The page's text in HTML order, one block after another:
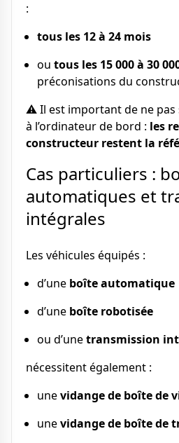
:
tous les 12 à 24 mois
ou tous les 15 000 à 30
préconisations du
⚠️ Il est important de ne
à l’ordinateur de bord : les
constructeur restent la
Cas particuliers :
automatiques et
intégrales
Les véhicules équipés :
d’une boîte automatique
d’une boîte robotisée
ou d’unetransmission
nécessitent également :
unevidange de boîte de
unevidange de boîte de